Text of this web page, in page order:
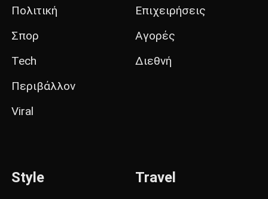
Πολιτική
Σπορ
Tech
Περιβάλλον
Viral
Επιχειρήσεις
Αγορές
Διεθνή
Style Travel